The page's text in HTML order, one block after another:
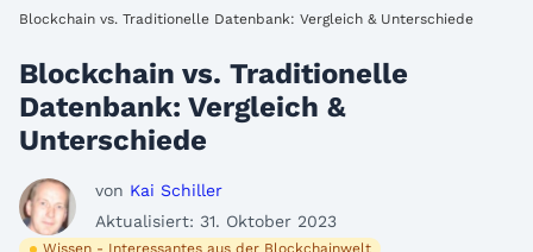
Blockchain vs. Traditionelle Datenbank: Vergleich & Unterschiede
Blockchain vs. Traditionelle
Datenbank: Vergleich &
Unterschiede
von Kai Schiller
Aktualisiert: 31. Oktober 2023
Wissen - Interessantes aus der Blockchainwelt